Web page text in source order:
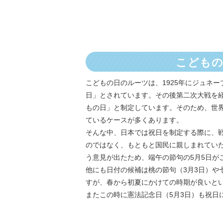
こども
こどもの日のルーツは、1925年にジュネ
日」とされています。その後第二次大戦
もの日」と制定しています。そのため、
ているケースが多くあります。
そんな中、日本では祝日を制定する際に、
のではなく、もともと国民に親しまれてい
う意見が出たため、端午の節句の5月5日
他にも日付の候補は桃の節句（3月3日）
すが、春から初夏にかけての時期が良いと
またこの時に憲法記念日（5月3日）も祝